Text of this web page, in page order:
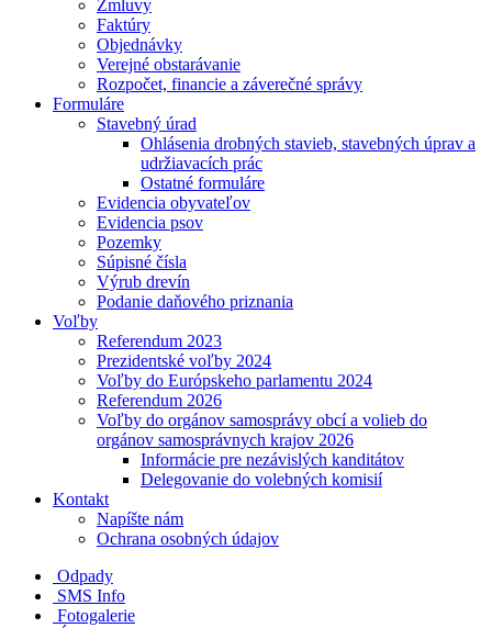
Zmluvy
Faktúry
Objednávky
Verejné obstarávanie
Rozpočet, financie a záverečné správy
Formuláre
Stavebný úrad
Ohlásenia drobných stavieb, stavebných úprav a
udržiavacích prác
Ostatné formuláre
Evidencia obyvateľov
Evidencia psov
Pozemky
Súpisné čísla
Výrub drevín
Podanie daňového priznania
Voľby
Referendum 2023
Prezidentské voľby 2024
Voľby do Európskeho parlamentu 2024
Referendum 2026
Voľby do orgánov samosprávy obcí a volieb do
orgánov samosprávnych krajov 2026
Informácie pre nezávislých kanditátov
Delegovanie do volebných komisií
Kontakt
Napíšte nám
Ochrana osobných údajov
Odpady
SMS Info
Fotogalerie